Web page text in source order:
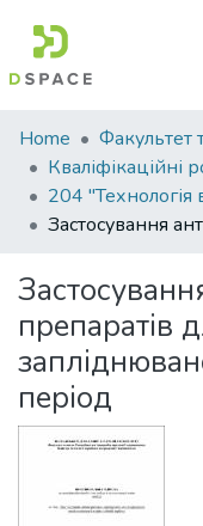
Communities
&
Collections
All of DSpace
Statistics
Home
препаратів
період